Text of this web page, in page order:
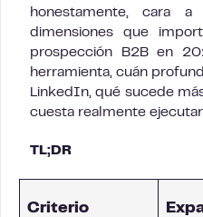
honestamente, cara
dimensiones que
prospección B2B en
herramienta, cuán
LinkedIn, qué sucede
cuesta realmente
TL;DR
Criterio